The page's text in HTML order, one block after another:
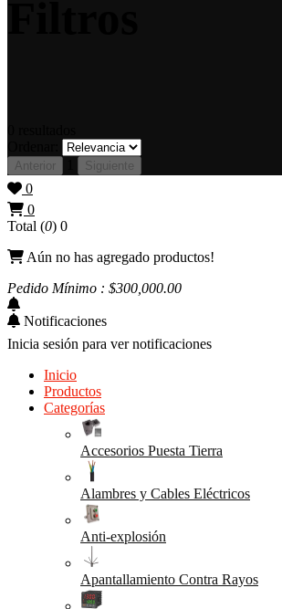
Anterior Siguiente
0
0
Total (0) 0
Aún no has agregado productos!
Pedido Mínimo : $300,000.00
Notificaciones
Inicia sesión para ver notificaciones
Inicio
Productos
Categorías
Accesorios Puesta Tierra
Alambres y Cables Eléctricos
Anti-explosión
Apantallamiento Contra Rayos